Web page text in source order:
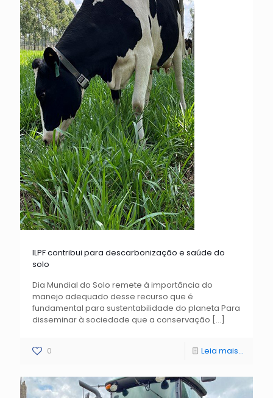
ILPF contribui para descarbonização e saúde do
solo
Dia Mundial do Solo remete à importância do
manejo adequado desse recurso que é
fundamental para sustentabilidade do planeta Para
disseminar à sociedade que a conservação […]
0 Leia mais...